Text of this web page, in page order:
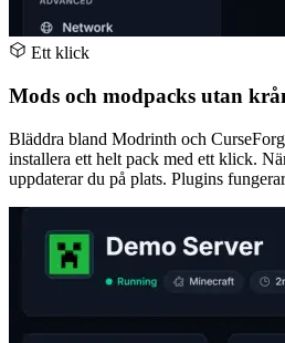
Ett klick
Mods och modpacks utan
Bläddra bland Modrinth och
installera ett helt pack med ett klick.
uppdaterar du på plats. Plugins